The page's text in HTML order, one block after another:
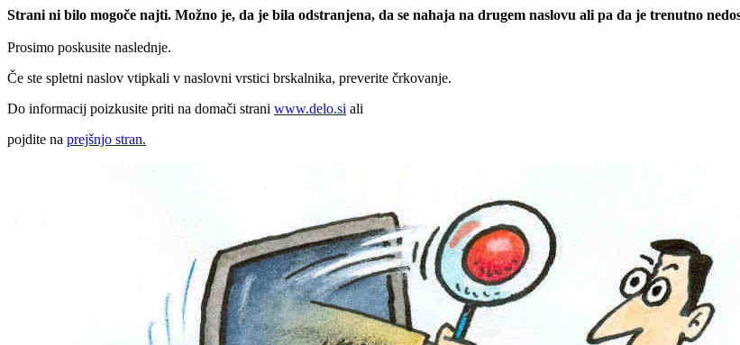
Strani ni bilo mogoče najti. Možno je, da je bila odstranjena, da se nahaja na drugem naslovu ali pa da je trenutno
Prosimo poskusite naslednje.
Če ste spletni naslov vtipkali v naslovni vrstici brskalnika, preverite črkovanje.
Do informacij poizkusite priti na domači strani www.delo.si ali
pojdite na prejšnjo stran.